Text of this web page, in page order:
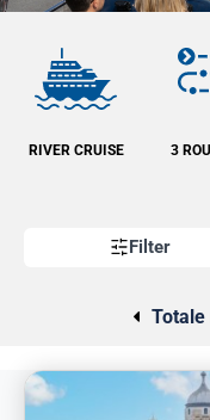
3 ROUTES FREE
Filter